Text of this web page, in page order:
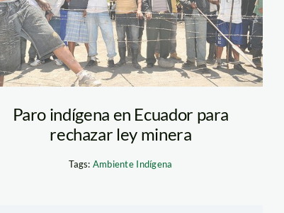
Paro indígena en Ecuador para
rechazar ley minera
Tags: Ambiente Indígena